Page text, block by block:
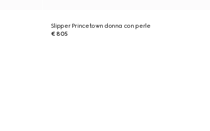
Slipper Princetown donna con perle
€ 805